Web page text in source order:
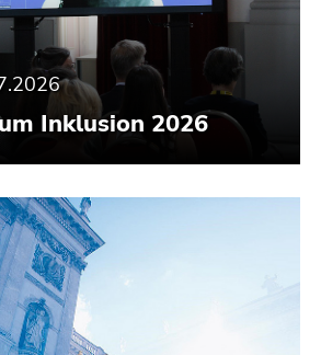
Inklusion 2026